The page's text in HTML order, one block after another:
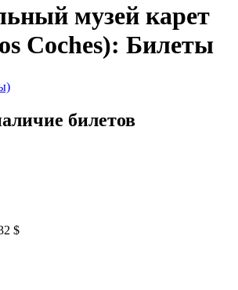
музей карет
Coches): Билеты
билетов
$